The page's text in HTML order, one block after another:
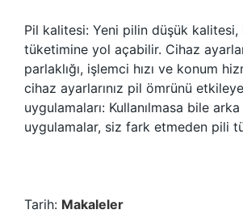
Pil kalitesi: Yeni pilin düşük kalitesi,
tüketimine yol açabilir. Cihaz
parlaklığı, işlemci hızı ve konum
cihaz ayarlarınız pil ömrünü
uygulamaları: Kullanılmasa bile
uygulamalar, siz fark etmeden pili
Tarih: Makaleler